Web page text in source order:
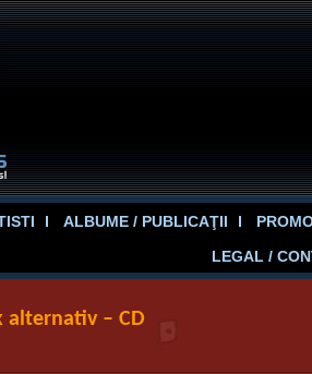
ALBUME / PUBLICAŢII
LEGAL /
alternativ – CD